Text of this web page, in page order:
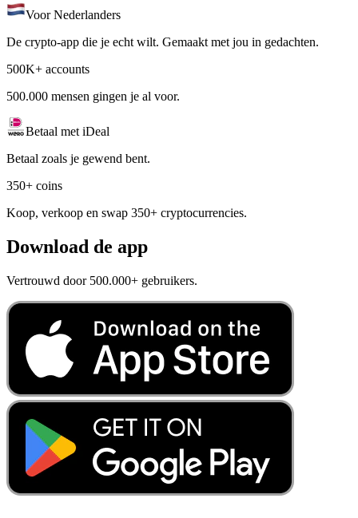
Voor Nederlanders
De crypto-app die je echt wilt. Gemaakt met jou in gedachten.
500K+ accounts
500.000 mensen gingen je al voor.
Betaal met iDeal
Betaal zoals je gewend bent.
350+ coins
Koop, verkoop en swap 350+ cryptocurrencies.
Download de app
Vertrouwd door 500.000+ gebruikers.